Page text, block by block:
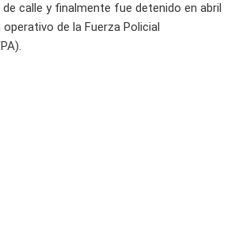
calle y finalmente fue detenido en abril
de la Fuerza Policial